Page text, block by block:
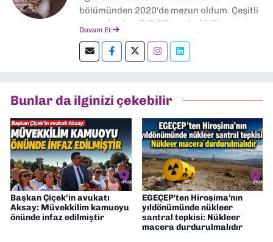
bölümünden 2020'de mezun oldum. Çeşitli
gazetelerde editörlük, muhabirlik yaptım.
editörlük yapıyorum.
Devam Et
Bunlar da ilginizi çekebilir
Başkan Çiçek’in avukatı
Aksay: Müvekkilim kamuoyu
önünde infaz edilmiştir
EGEÇEP'ten Hiroşima'nın
yıldönümünde nükleer
santral tepkisi: Nükleer
macera durdurulmalıdır